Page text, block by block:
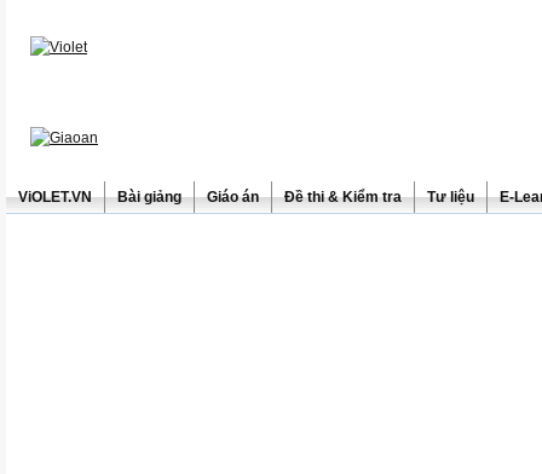
ViOLET.VN Bài giảng Giáo án Đề thi & Kiểm tra Tư liệu E-